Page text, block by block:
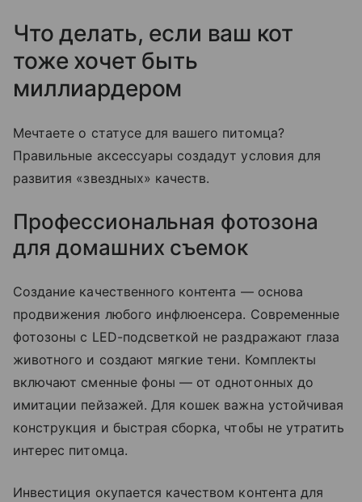
Что делать, если ваш кот
тоже хочет быть
миллиардером
Мечтаете о статусе для вашего питомца?
Правильные аксессуары создадут условия для
развития «звездных» качеств.
Профессиональная фотозона
для домашних съемок
Создание качественного контента — основа
продвижения любого инфлюенсера. Современные
фотозоны с LED-подсветкой не раздражают глаза
животного и создают мягкие тени. Комплекты
включают сменные фоны — от однотонных до
имитации пейзажей. Для кошек важна устойчивая
конструкция и быстрая сборка, чтобы не утратить
интерес питомца.
Инвестиция окупается качеством контента для